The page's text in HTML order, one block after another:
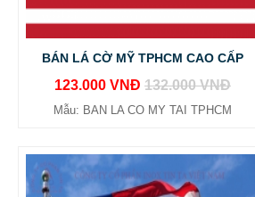
BÁN LÁ CỜ MỸ TPHCM CAO CẤP
123.000 VNĐ 132.000 VNĐ
Mẫu: BAN LA CO MY TAI TPHCM